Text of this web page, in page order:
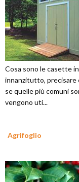
Cosa sono le casette
innanzitutto, precisare
se quelle più comuni
vengono uti...
Agrifoglio